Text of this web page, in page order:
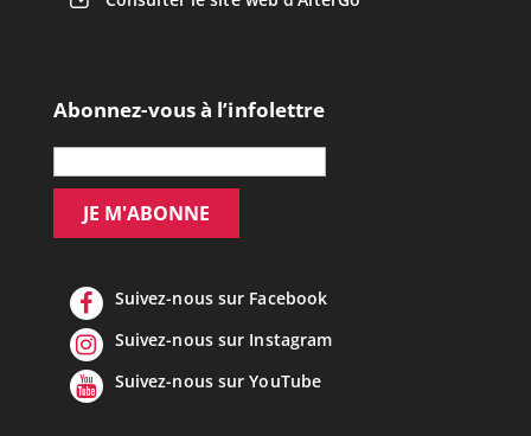
Abonnez-vous à l’infolettre
Suivez-nous sur Facebook
Suivez-nous sur Instagram
Suivez-nous sur YouTube